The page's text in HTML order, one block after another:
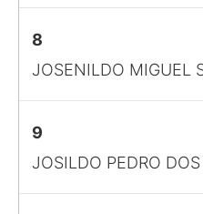
8
JOSENILDO MIGUEL
9
JOSILDO PEDRO